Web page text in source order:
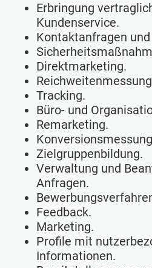
Erbringung
Kundenservice.
Kontaktanfragen
Direktmarketing.
Tracking.
Büro- und
Remarketing.
Zielgruppenbildung.
Verwaltung und
Anfragen.
Feedback.
Marketing.
Profile mit
Informationen.